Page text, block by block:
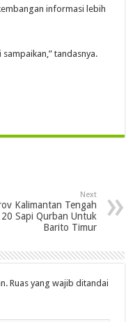
informasi lebih
tandasnya.
Next
Kalimantan Tengah
Sapi Qurban Untuk
Barito Timur
Ruas yang wajib ditandai